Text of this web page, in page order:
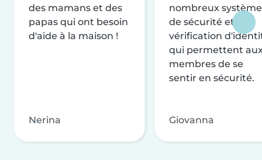
des mamans et des
papas qui ont besoin
d'aide à la maison !
Nerina
nombreux
de sécurité et de
vérification
qui permettent
membres de se
sentir en sécurité.
Giovanna